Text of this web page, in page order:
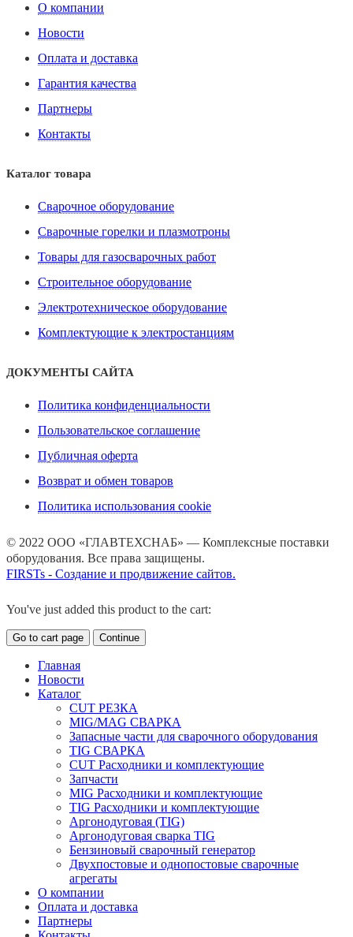
О компании
Новости
Оплата и доставка
Гарантия качества
Партнеры
Контакты
Каталог товара
Сварочное оборудование
Сварочные горелки и плазмотроны
Товары для газосварочных работ
Строительное оборудование
Электротехническое оборудование
Комплектующие к электростанциям
ДОКУМЕНТЫ САЙТА
Политика конфиденциальности
Пользовательское соглашение
Публичная оферта
Возврат и обмен товаров
Политика использования cookie
© 2022 ООО «ГЛАВТЕХСНАБ» — Комплексные поставки
оборудования. Все права защищены.
FIRSTs - Создание и продвижение сайтов.
You've just added this product to the cart:
Go to cart page Continue
Главная
Новости
Каталог
CUT РЕЗКА
MIG/MAG СВАРКА
Запасные части для сварочного оборудования
TIG СВАРКА
CUT Расходники и комплектующие
Запчасти
MIG Расходники и комплектующие
TIG Расходники и комплектующие
Аргонодуговая (TIG)
Аргонодуговая сварка TIG
Бензиновый сварочный генератор
Двухпостовые и однопостовые сварочные
агрегаты
О компании
Оплата и доставка
Партнеры